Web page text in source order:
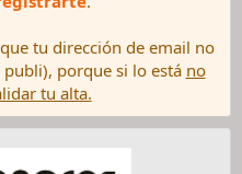
tu dirección de email no
porque si lo está no
tu alta.